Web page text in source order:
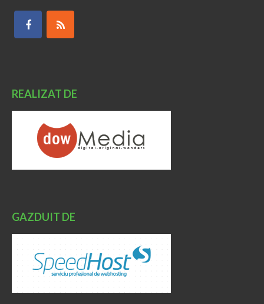
REALIZAT DE
GAZDUIT DE